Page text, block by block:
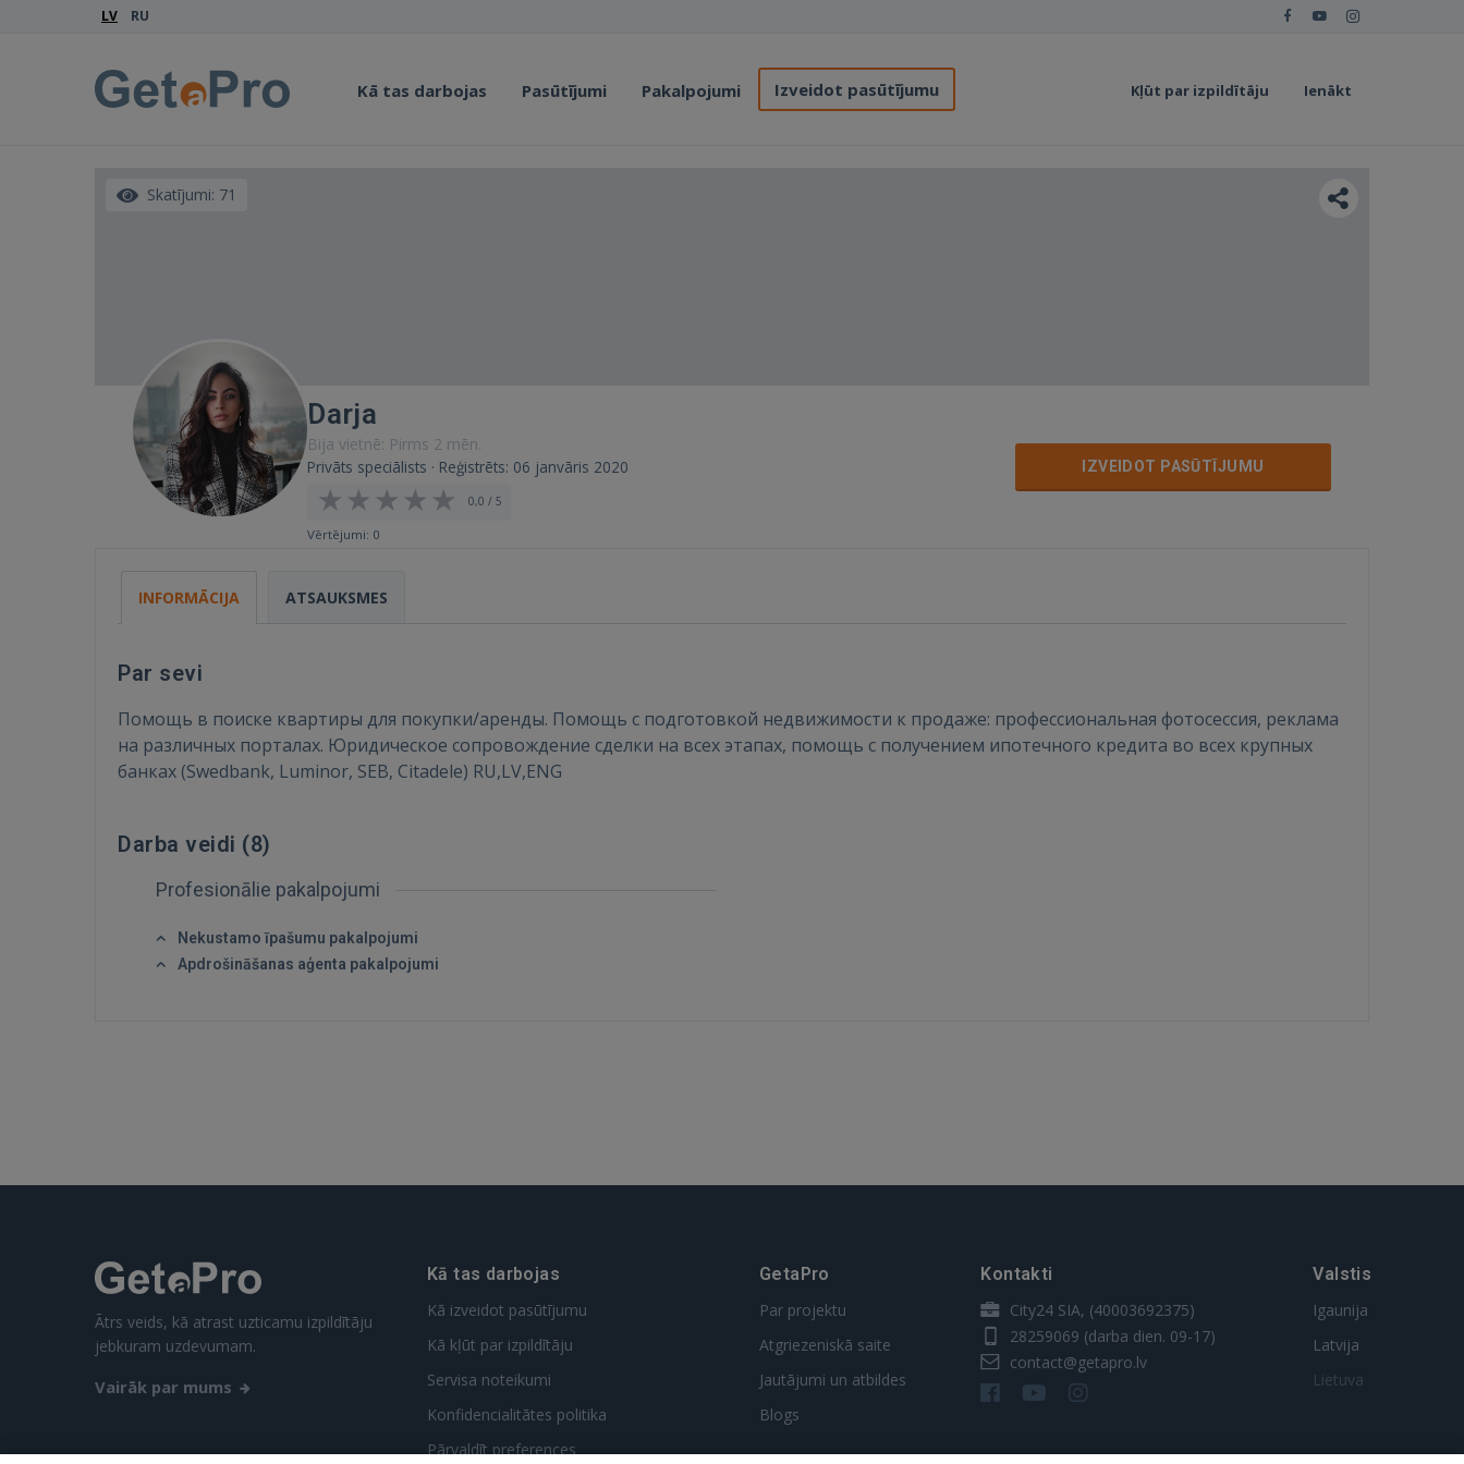
LV RU
Kā tas darbojas Pasūtījumi Pakalpojumi Izveidot pasūtījumu Kļūt par izpildītāju Ienākt
Skatījumi: 71
Darja
Bija vietnē: Pirms 2 mēn.
Privāts speciālists · Reģistrēts: 06 janvāris 2020
0,0 / 5
Vērtējumi: 0
IZVEIDOT PASŪTĪJUMU
INFORMĀCIJA ATSAUKSMES
Par sevi
Помощь в поиске квартиры для покупки/аренды. Помощь с подготовкой недвижимости к продаже: профессиональная фотосессия, реклама
на различных порталах. Юридическое сопровождение сделки на всех этапах, помощь с получением ипотечного кредита во всех крупных
банках (Swedbank, Luminor, SEB, Citadele) RU,LV,ENG
Darba veidi (8)
Profesionālie pakalpojumi
Nekustamo īpašumu pakalpojumi
Apdrošināšanas aģenta pakalpojumi
Ātrs veids, kā atrast uzticamu izpildītāju
jebkuram uzdevumam.
Vairāk par mums
Kā tas darbojas
Kā izveidot pasūtījumu
Kā kļūt par izpildītāju
Servisa noteikumi
Konfidencialitātes politika
Pārvaldīt preferences
GetaPro
Par projektu
Atgriezeniskā saite
Jautājumi un atbildes
Blogs
Kontakti
City24 SIA, (40003692375)
28259069 (darba dien. 09-17)
contact@getapro.lv
Valstis
Igaunija
Latvija
Lietuva